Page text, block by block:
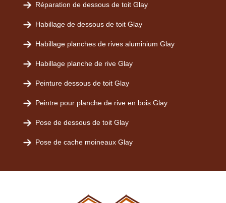
Réparation de dessous de toit Glay
Habillage de dessous de toit Glay
Habillage planches de rives aluminium Glay
Habillage planche de rive Glay
Peinture dessous de toit Glay
Peintre pour planche de rive en bois Glay
Pose de dessous de toit Glay
Pose de cache moineaux Glay